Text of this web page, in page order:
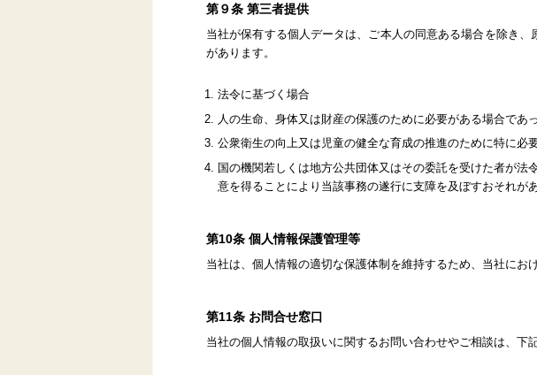
第９条 第三者提供
当社が保有する個人データは、ご本人の同意ある場合を除き
があります。
法令に基づく場合
人の生命、身体又は財産の保護のために必要がある場合であ
公衆衛生の向上又は児童の健全な育成の推進のために特に必
国の機関若しくは地方公共団体又はその委託を受けた者が
意を得ることにより当該事務の遂行に支障を及ぼすおそれが
第10条 個人情報保護管理等
当社は、個人情報の適切な保護体制を維持するため、当社にお
第11条 お問合せ窓口
当社の個人情報の取扱いに関するお問い合わせやご相談は、下